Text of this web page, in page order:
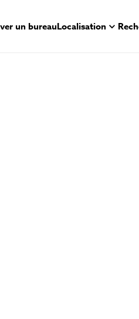
un bureauLocalisation